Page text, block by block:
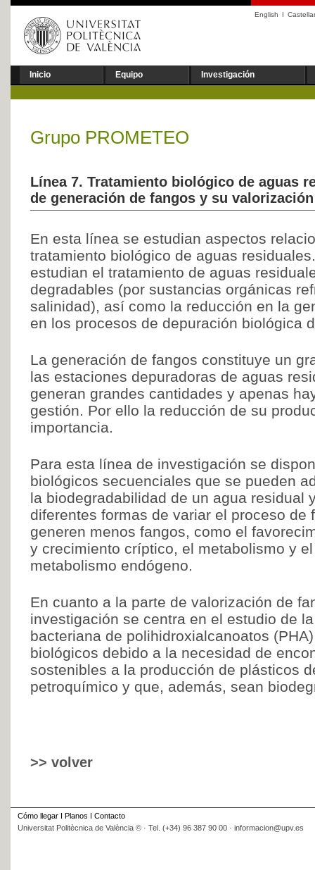
English I
Inicio Equipo Investigación
Grupo PROMETEO
Línea 7. Tratamiento biológico de aguas
de generación de fangos y su valorización
En esta línea se estudian aspectos
tratamiento biológico de aguas
estudian el tratamiento de aguas
degradables (por sustancias orgánicas
salinidad), así como la reducción en la
en los procesos de depuración biológica
La generación de fangos constituye un
las estaciones depuradoras de aguas
generan grandes cantidades y apenas
gestión. Por ello la reducción de su
importancia.
Para esta línea de investigación se
biológicos secuenciales que se pueden
la biodegradabilidad de un agua residual
diferentes formas de variar el proceso de
generen menos fangos, como el
y crecimiento críptico, el metabolismo y
metabolismo endógeno.
En cuanto a la parte de valorización de
investigación se centra en el estudio de
bacteriana de polihidroxialcanoatos
biológicos debido a la necesidad de
sostenibles a la producción de plásticos
petroquímico y que, además, sean
>> volver
Cómo llegar Planos
Contacto
Universitat Politècnica de València © · Tel. (+34) 96 387 90 00 · informacion@upv.es